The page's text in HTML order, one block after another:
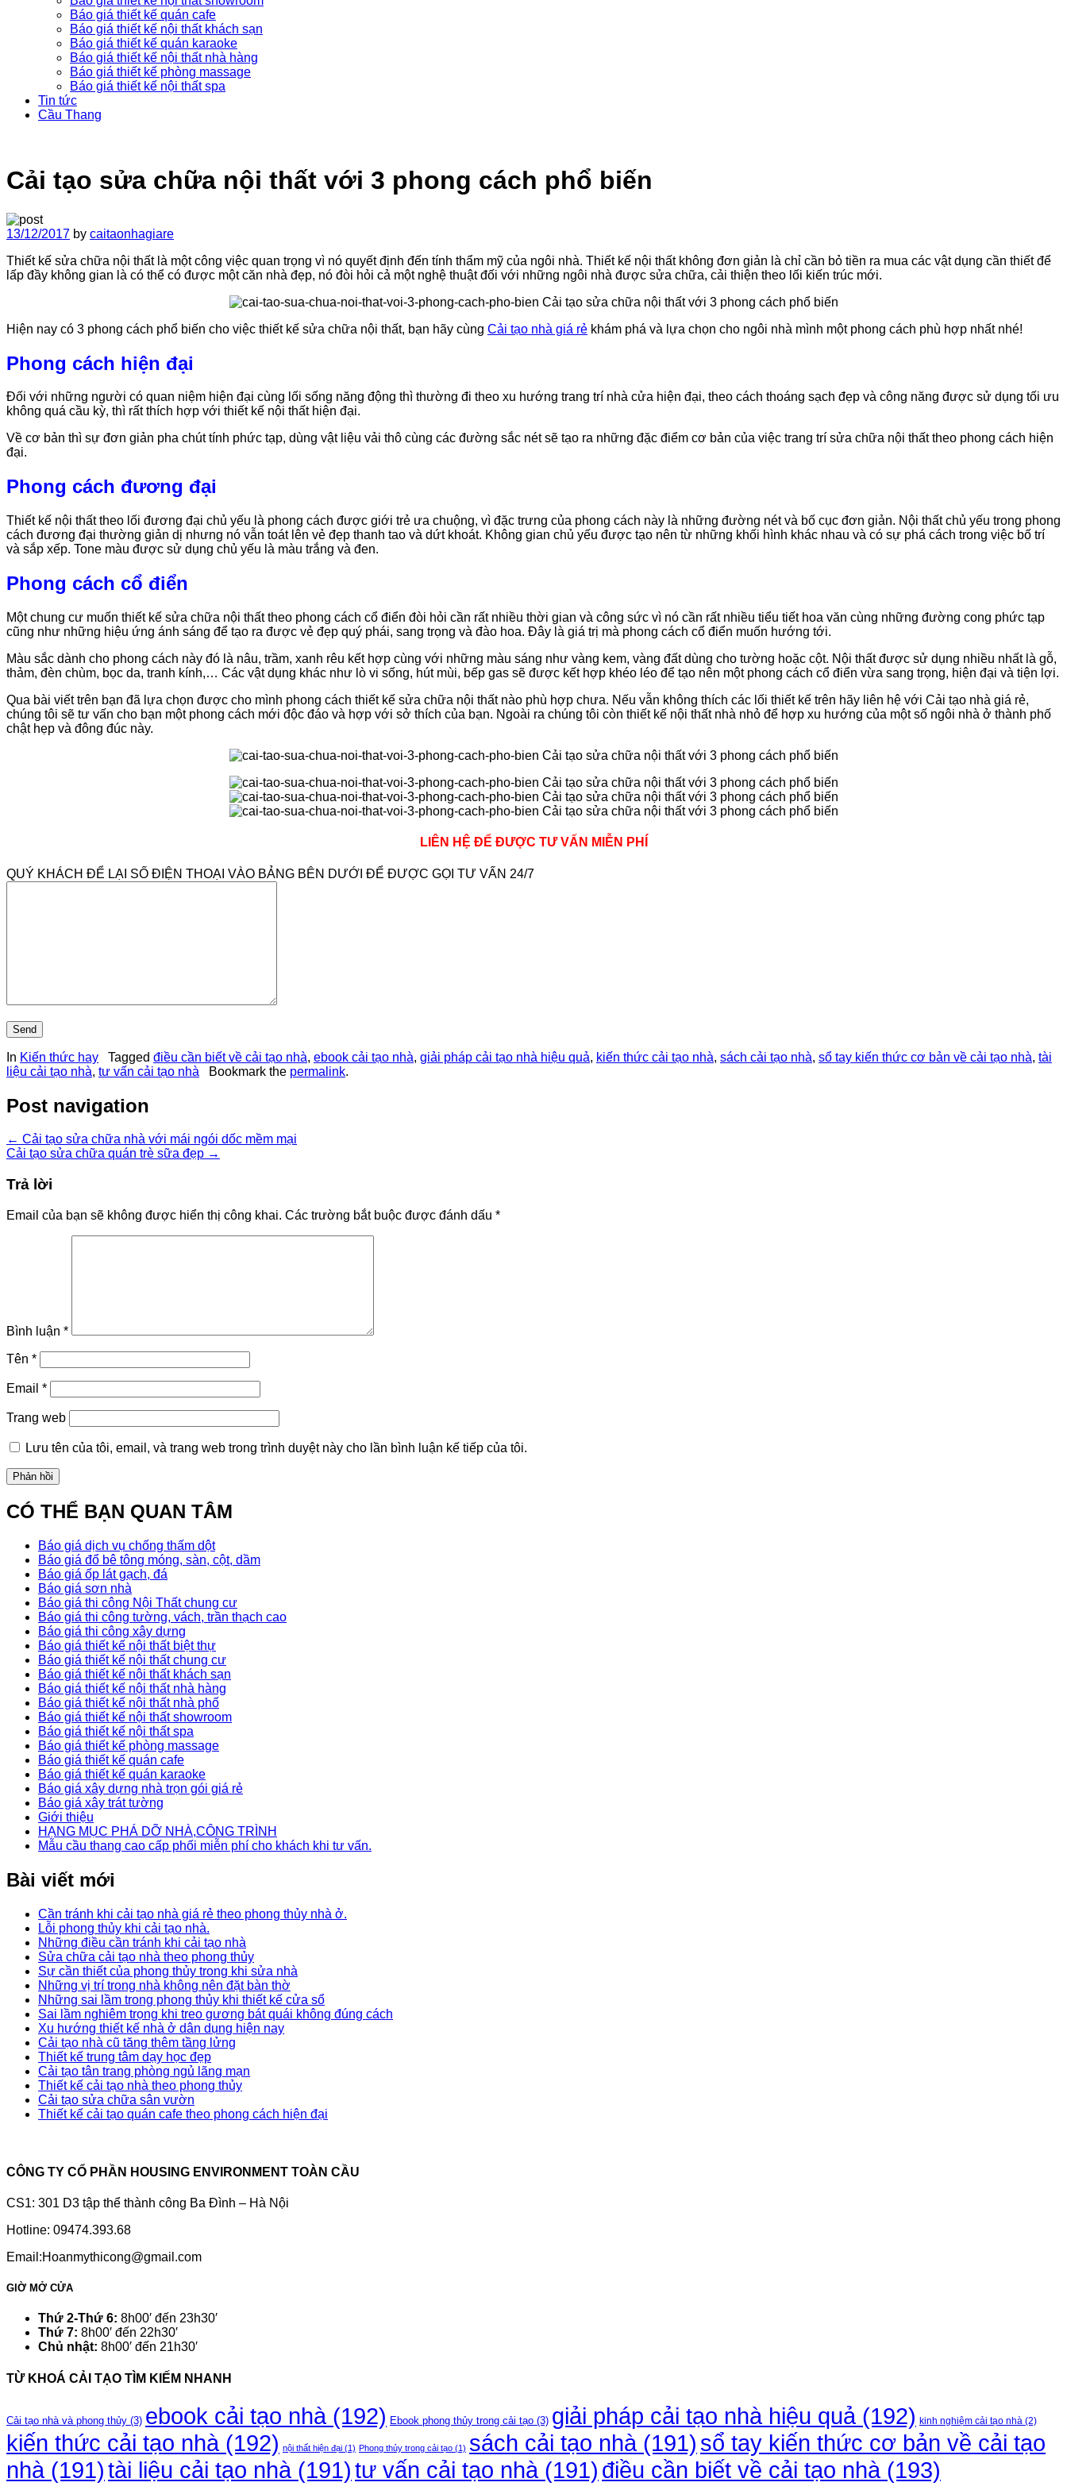
Báo giá thiết kế quán cafe
Báo giá thiết kế nội thất khách sạn
Báo giá thiết kế quán karaoke
Báo giá thiết kế nội thất nhà hàng
Báo giá thiết kế phòng massage
Báo giá thiết kế nội thất spa
Tin tức
Cầu Thang
Cải tạo sửa chữa nội thất với 3 phong cách phổ biến
13/12/2017 by caitaonhagiare
Thiết kế sửa chữa nội thất là một công việc quan trọng vì nó quyết định đến tính thẩm mỹ của ngôi nhà. Thiết kế nội thất không đơn giản là chỉ cần bỏ tiền ra mua các vật dụng cần thiết để
lấp đầy không gian là có thể có được một căn nhà đẹp, nó đòi hỏi cả một nghệ thuật đối với những ngôi nhà được sửa chữa, cải thiện theo lối kiến trúc mới.
Hiện nay có 3 phong cách phổ biến cho việc thiết kế sửa chữa nội thất, bạn hãy cùng Cải tạo nhà giá rẻ khám phá và lựa chọn cho ngôi nhà mình một phong cách phù hợp nhất nhé!
Phong cách hiện đại
Đối với những người có quan niệm hiện đại cùng lối sống năng động thì thường đi theo xu hướng trang trí nhà cửa hiện đại, theo cách thoáng sạch đẹp và công năng được sử dụng tối ưu
không quá cầu kỳ, thì rất thích hợp với thiết kế nội thất hiện đại.
Về cơ bản thì sự đơn giản pha chút tính phức tạp, dùng vật liệu vải thô cùng các đường sắc nét sẽ tạo ra những đặc điểm cơ bản của việc trang trí sửa chữa nội thất theo phong cách hiện
đại.
Phong cách đương đại
Thiết kế nội thất theo lối đương đại chủ yếu là phong cách được giới trẻ ưa chuộng, vì đặc trưng của phong cách này là những đường nét và bố cục đơn giản. Nội thất chủ yếu trong phong
cách đương đại thường giản dị nhưng nó vẫn toát lên vẻ đẹp thanh tao và dứt khoát. Không gian chủ yếu được tạo nên từ những khối hình khác nhau và có sự phá cách trong việc bố trí
và sắp xếp. Tone màu được sử dụng chủ yếu là màu trắng và đen.
Phong cách cổ điển
Một chung cư muốn thiết kế sửa chữa nội thất theo phong cách cổ điển đòi hỏi cần rất nhiều thời gian và công sức vì nó cần rất nhiều tiểu tiết hoa văn cùng những đường cong phức tạp
cũng như những hiệu ứng ánh sáng để tạo ra được vẻ đẹp quý phái, sang trọng và đào hoa. Đây là giá trị mà phong cách cổ điển muốn hướng tới.
Màu sắc dành cho phong cách này đó là nâu, trầm, xanh rêu kết hợp cùng với những màu sáng như vàng kem, vàng đất dùng cho tường hoặc cột. Nội thất được sử dụng nhiều nhất là gỗ,
thảm, đèn chùm, bọc da, tranh kính,… Các vật dụng khác như lò vi sống, hút mùi, bếp gas sẽ được kết hợp khéo léo để tạo nên một phong cách cổ điển vừa sang trọng, hiện đại và tiện lợi.
Qua bài viết trên bạn đã lựa chọn được cho mình phong cách thiết kế sửa chữa nội thất nào phù hợp chưa. Nếu vẫn không thích các lối thiết kế trên hãy liên hệ với Cải tạo nhà giá rẻ,
chúng tôi sẽ tư vấn cho bạn một phong cách mới độc đáo và hợp với sở thích của bạn. Ngoài ra chúng tôi còn thiết kế nội thất nhà nhỏ để hợp xu hướng của một số ngôi nhà ở thành phố
chật hẹp và đông đúc này.
LIÊN HỆ ĐỂ ĐƯỢC TƯ VẤN MIỄN PHÍ
QUÝ KHÁCH ĐỂ LẠI SỐ ĐIỆN THOẠI VÀO BẢNG BÊN DƯỚI ĐỂ ĐƯỢC GỌI TƯ VẤN 24/7
In Kiến thức hay Tagged điều cần biết về cải tạo nhà, ebook cải tạo nhà, giải pháp cải tạo nhà hiệu quả, kiến thức cải tạo nhà, sách cải tạo nhà, sổ tay kiến thức cơ bản về cải tạo nhà, tài
liệu cải tạo nhà, tư vấn cải tạo nhà Bookmark the permalink.
Post navigation
← Cải tạo sửa chữa nhà với mái ngói dốc mềm mại
Cải tạo sửa chữa quán trè sữa đẹp →
Trả lời
Email của bạn sẽ không được hiển thị công khai. Các trường bắt buộc được đánh dấu *
Bình luận *
Tên *
Email *
Trang web
Lưu tên của tôi, email, và trang web trong trình duyệt này cho lần bình luận kế tiếp của tôi.
CÓ THỂ BẠN QUAN TÂM
Báo giá dịch vụ chống thấm dột
Báo giá đổ bê tông móng, sàn, cột, dầm
Báo giá ốp lát gạch, đá
Báo giá sơn nhà
Báo giá thi công Nội Thất chung cư
Báo giá thi công tường, vách, trần thạch cao
Báo giá thi công xây dựng
Báo giá thiết kế nội thất biệt thự
Báo giá thiết kế nội thất chung cư
Báo giá thiết kế nội thất khách sạn
Báo giá thiết kế nội thất nhà hàng
Báo giá thiết kế nội thất nhà phố
Báo giá thiết kế nội thất showroom
Báo giá thiết kế nội thất spa
Báo giá thiết kế phòng massage
Báo giá thiết kế quán cafe
Báo giá thiết kế quán karaoke
Báo giá xây dựng nhà trọn gói giá rẻ
Báo giá xây trát tường
Giới thiệu
HẠNG MỤC PHÁ DỠ NHÀ,CÔNG TRÌNH
Mẫu cầu thang cao cấp phối miễn phí cho khách khi tư vấn.
Bài viết mới
Cần tránh khi cải tạo nhà giá rẻ theo phong thủy nhà ở.
Lỗi phong thủy khi cải tạo nhà.
Những điều cần tránh khi cải tạo nhà
Sửa chữa cải tạo nhà theo phong thủy
Sự cần thiết của phong thủy trong khi sửa nhà
Những vị trí trong nhà không nên đặt bàn thờ
Những sai lầm trong phong thủy khi thiết kế cửa sổ
Sai lầm nghiêm trọng khi treo gương bát quái không đúng cách
Xu hướng thiết kế nhà ở dân dụng hiện nay
Cải tạo nhà cũ tăng thêm tầng lửng
Thiết kế trung tâm dạy học đẹp
Cải tạo tân trang phòng ngủ lãng mạn
Thiết kế cải tạo nhà theo phong thủy
Cải tạo sửa chữa sân vườn
Thiết kế cải tạo quán cafe theo phong cách hiện đại
CÔNG TY CỔ PHẦN HOUSING ENVIRONMENT TOÀN CẦU
CS1: 301 D3 tập thể thành công Ba Đình – Hà Nội
Hotline: 09474.393.68
Email:Hoanmythicong@gmail.com
GIỜ MỞ CỬA
Thứ 2-Thứ 6: 8h00′ đến 23h30′
Thứ 7: 8h00′ đến 22h30′
Chủ nhật: 8h00′ đến 21h30′
TỪ KHOÁ CẢI TẠO TÌM KIẾM NHANH
Cải tạo nhà và phong thủy (3) ebook cải tạo nhà(192) Ebook phong thủy trong cải tạo (3) giải pháp cải tạo nhà hiệu quả(192) kinh nghiệm cải tạo nhà (2)
kiến thức cải tạo nhà(192) nội thất hiện đại (1) Phong thủy trong cải tạo (1) sách cải tạo nhà(191) sổ tay kiến thức cơ bản về cải tạo
nhà(191)tài liệu cải tạo nhà(191)tư vấn cải tạo nhà(191) điều cần biết về cải tạo nhà(193)